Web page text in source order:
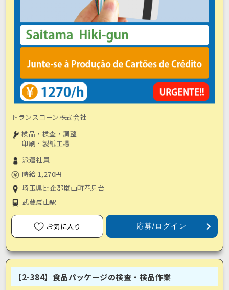
トランスコーン株式会社
検品・検査・調整
印刷・製紙工場
派遣社員
時給 1,270円
埼玉県比企郡嵐山町花見台
武蔵嵐山駅
お気に入り 応募/ログイン
【2-384】食品パッケージの検査・検品作業